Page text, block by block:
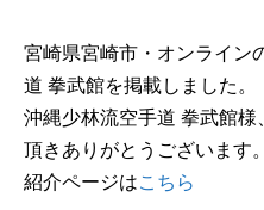
宮崎県宮崎市・オンライン
道 拳武館を掲載しました。
沖縄少林流空手道 拳武館
頂きありがとうございます。
紹介ページはこちら